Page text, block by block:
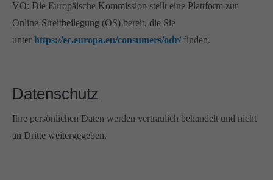
VO: Die Europäische Kommission stellt eine Plattform zur
Online-Streitbeilegung (OS) bereit, die Sie
unter https://ec.europa.eu/consumers/odr/finden.
Datenschutz
Ihre persönlichen Daten werden vertraulich behandelt und nicht
an Dritte weitergegeben.